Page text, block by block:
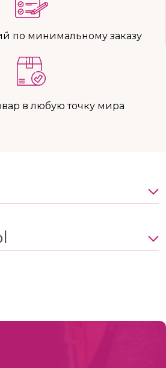
по минимальному заказу
в любую точку мира